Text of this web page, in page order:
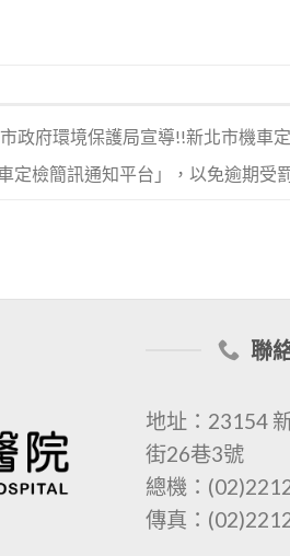
政府環境保護局宣導!!新北市機車
定檢簡訊通知平台」，以免逾期受
聯
地址：23154
街26巷3號
總機：
傳真：